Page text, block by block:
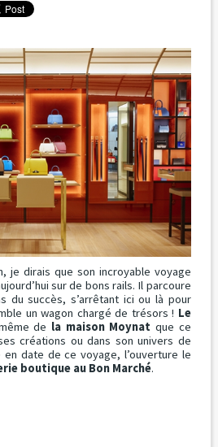
je dirais que son incroyable voyage
sur de bons rails. Il parcoure
du succès, s’arrêtant ici ou là pour
un wagon chargé de trésors ! Le
de la maison Moynat que ce
créations ou dans son univers de
date de ce voyage, l’ouverture le
boutique au Bon Marché.